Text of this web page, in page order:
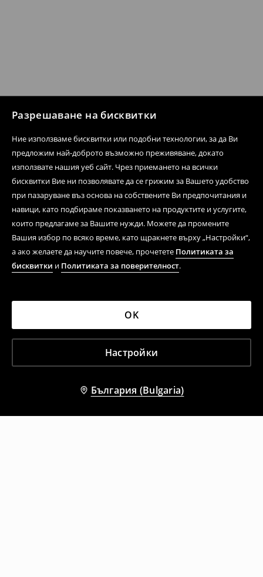
Разрешаване на бисквитки
Ние използваме бисквитки или подобни технологии, за да Ви
предложим най-доброто възможно преживяване, докато
използвате нашия уеб сайт. Чрез приемането на всички
бисквитки Вие ни позволявате да се грижим за Вашето удобство
при пазаруване въз основа на собствените Ви предпочитания и
навици, като подбираме показването на продуктите и услугите,
които предлагаме за Вашите нужди. Можете да промените
Вашия избор по всяко време, като щракнете върху „Настройки“,
а ако желаете да научите повече, прочетете Политиката за
бисквитки и Политиката за поверителност.
Настройки
OK
България (Bulgaria)